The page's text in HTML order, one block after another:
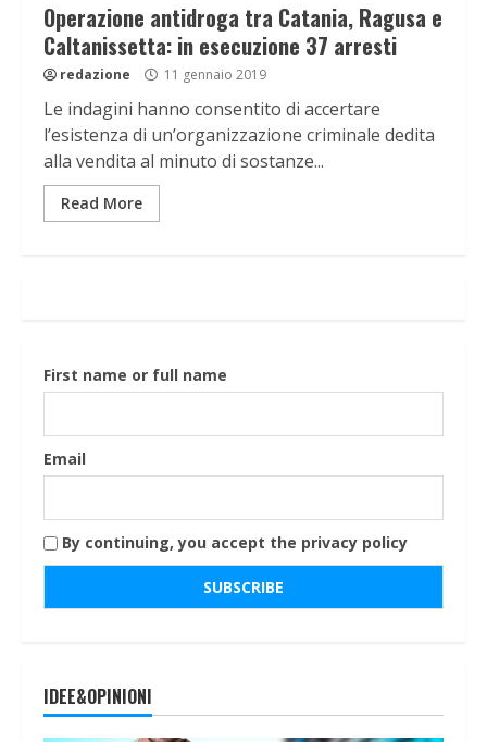
Operazione antidroga tra Catania, Ragusa e
Caltanissetta: in esecuzione 37 arresti
redazione 11 gennaio 2019
Le indagini hanno consentito di accertare
l’esistenza di un’organizzazione criminale dedita
alla vendita al minuto di sostanze...
Read More
First name or full name
Email
By continuing, you accept the privacy policy
IDEE&OPINIONI